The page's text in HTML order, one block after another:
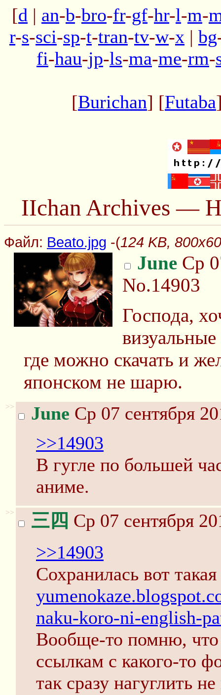
[d | an-b-bro-fr-gf-hr-l-m-
r-s-sci-sp-t-tran-tv-w-x | bg
fi-hau-jp-ls-ma-me-rm-
[Burichan] [Futaba
IIchan Archives —
Файл: Beato.jpg -(124 KB,
June Ср
No.14903
Господа,
где можно скачать и
японском не шарю.
>> June Ср 07 сентября
>>14903
В гугле по большей
аниме.
>> 三四 Ср 07 сентября
>>14903
Сохранилась вот такая
naku-koro-ni-english-
Вообще-то помню, что
ссылкам с какого-то
так сразу нагуглить